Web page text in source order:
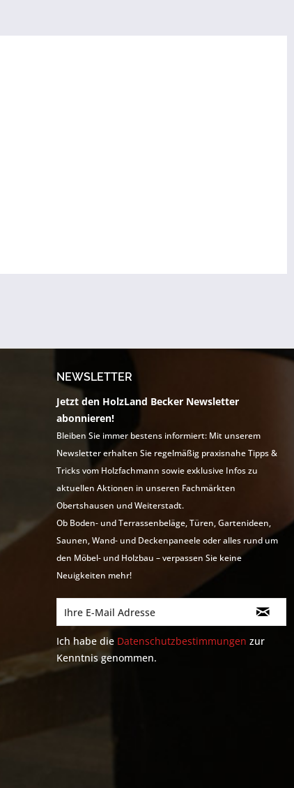
NEWSLETTER
Jetzt den HolzLand Becker Newsletter
abonnieren!
Bleiben Sie immer bestens informiert: Mit unserem
Newsletter erhalten Sie regelmäßig praxisnahe Tipps &
Tricks vom Holzfachmann sowie exklusive Infos zu
aktuellen Aktionen in unseren Fachmärkten
Obertshausen und Weiterstadt.
Ob Boden- und Terrassenbeläge, Türen, Gartenideen,
Saunen, Wand- und Deckenpaneele oder alles rund um
den Möbel- und Holzbau – verpassen Sie keine
Neuigkeiten mehr!
Ich habe die Datenschutzbestimmungen zur
Kenntnis genommen.